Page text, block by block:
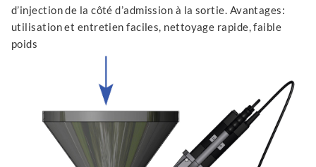
d’injection de la côté d’admission à la sortie. Avantages:
utilisation et entretien faciles, nettoyage rapide, faible
poids